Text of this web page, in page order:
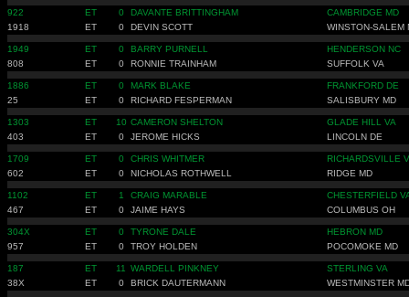
922 ET 0 DAVANTE BRITTINGHAM
CAMBRIDGE MD
1918
ET 0 DEVIN SCOTT WINSTON-SALEM
1949 ET 0 BARRY PURNELL
HENDERSON NC
808
ET 0 RONNIE TRAINHAM SUFFOLK VA
1886 ET 0 MARK BLAKE
FRANKFORD DE
25
ET 0 RICHARD FESPERMAN SALISBURY MD
1303 ET 10 CAMERON SHELTON
GLADE HILL VA
403
ET 0 JEROME HICKS LINCOLN DE
1709 ET 0 CHRIS WHITMER
RICHARDSVILLE
602
ET 0 NICHOLAS ROTHWELL RIDGE MD
1102 ET 1 CRAIG MARABLE
CHESTERFIELD
467
ET 0 JAIME HAYS COLUMBUS OH
304X ET 0 TYRONE DALE
HEBRON MD
957
ET 0 TROY HOLDEN POCOMOKE MD
187 ET 11 WARDELL PINKNEY
STERLING VA
38X
ET 0 BRICK DAUTERMANN WESTMINSTER